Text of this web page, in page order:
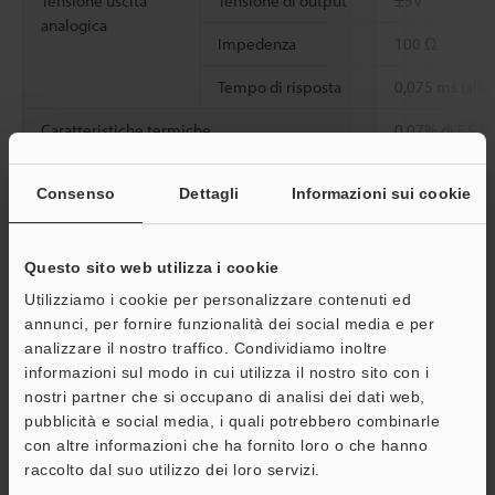
Consenso Dettagli Informazioni sui cookie
Questo sito web utilizza i cookie
Utilizziamo i cookie per personalizzare contenuti ed
annunci, per fornire funzionalità dei social media e per
analizzare il nostro traffico. Condividiamo inoltre
informazioni sul modo in cui utilizza il nostro sito con i
nostri partner che si occupano di analisi dei dati web,
pubblicità e social media, i quali potrebbero combinarle
con altre informazioni che ha fornito loro o che hanno
raccolto dal suo utilizzo dei loro servizi.
analogica
Impedenza
Tempo di risposta 0,075 ms
Caratteristiche termiche 0,07% di F.S./
alimentazione
corrente
Resistenza
ambientale
Temperatura
ambiente
Da 0 a 50°C
Umidità relativa Da 35 a 85%,
Resistenza a
vibrazioni
Da 10 a 55
ore in